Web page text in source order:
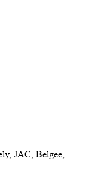
JAC, Belgee,